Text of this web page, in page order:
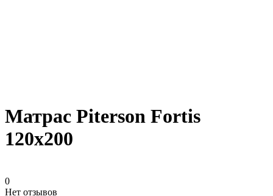
Матрас Piterson Fortis
120х200
0
Нет отзывов